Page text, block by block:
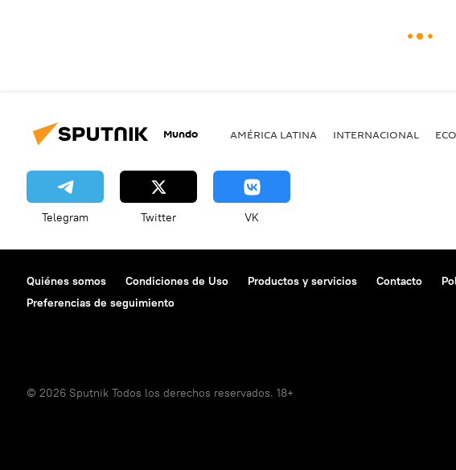
Mundo AMÉRICA LATINA INTERNACIONAL
Telegram Twitter VK
Quiénes somos Condiciones de Uso Productos y servicios Contacto
Preferencias de seguimiento
© 2026 Sputnik Todos los derechos reservados. 18+